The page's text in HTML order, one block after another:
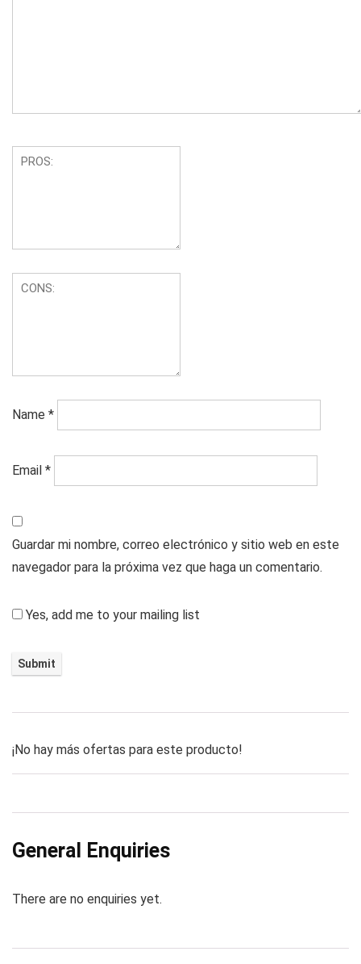
Name *
Email *
Guardar mi nombre, correo electrónico y sitio web en este
navegador para la próxima vez que haga un comentario.
Yes, add me to your mailing list
¡No hay más ofertas para este producto!
General Enquiries
There are no enquiries yet.